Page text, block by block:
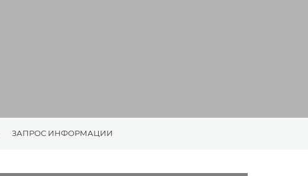
ЗАПРОС ИНФОРМАЦИИ